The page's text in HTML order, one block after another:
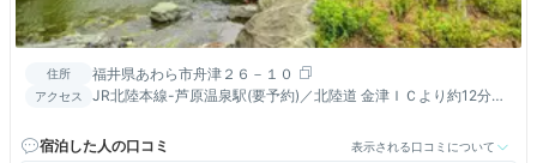
住所 福井県あわら市舟津２６－１０
アクセス
JR北陸本線-芦原温泉駅(要予約)／北陸道 金津ＩＣより約12分／
宿泊した人の口コミ
表示される口コミについて